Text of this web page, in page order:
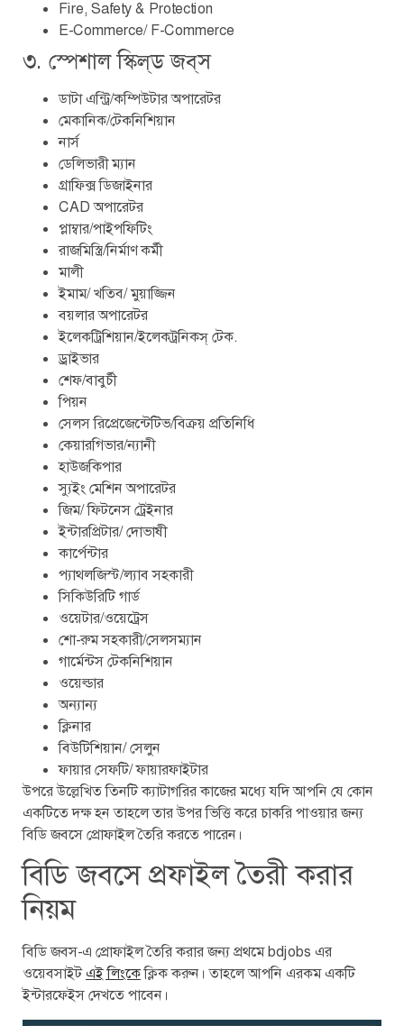
Fire, Safety & Protection
E-Commerce/ F-Commerce
৩. স্পেশাল স্কিল্‌ড জব্‌স
ডাটা এন্ট্রি/কম্পিউটার অপারেটর
মেকানিক/টেকনিশিয়ান
নার্স
ডেলিভারী ম্যান
গ্রাফিক্স ডিজাইনার
CAD অপারেটর
প্লাম্বার/পাইপফিটিং
রাজমিস্ত্রি/নির্মাণ কর্মী
মালী
ইমাম/ খতিব/ মুয়াজ্জিন
বয়লার অপারেটর
ইলেকট্রিশিয়ান/ইলেকট্রনিকস্ টেক.
ড্রাইভার
শেফ/বাবুর্চী
পিয়ন
সেলস রিপ্রেজেন্টেটিভ/বিক্রয় প্রতিনিধি
কেয়ারগিভার/ন্যানী
হাউজকিপার
স্যুইং মেশিন অপারেটর
জিম/ ফিটনেস ট্রেইনার
ইন্টারপ্রিটার/ দোভাষী
কার্পেন্টার
প্যাথলজিস্ট/ল্যাব সহকারী
সিকিউরিটি গার্ড
ওয়েটার/ওয়েট্রেস
শো-রুম সহকারী/সেলসম্যান
গার্মেন্টস টেকনিশিয়ান
ওয়েল্ডার
অন্যান্য
ক্লিনার
বিউটিশিয়ান/ সেলুন
ফায়ার সেফটি/ ফায়ারফাইটার
উপরে উল্লেখিত তিনটি ক্যাটাগরির কাজের মধ্যে যদি আপনি যে কোন
একটিতে দক্ষ হন তাহলে তার উপর ভিত্তি করে চাকরি পাওয়ার জন্য
বিডি জবসে প্রোফাইল তৈরি করতে পারেন।
বিডি জবসে প্রফাইল তৈরী করার
নিয়ম
বিডি জবস-এ প্রোফাইল তৈরি করার জন্য প্রথমে bdjobs এর
ওয়েবসাইটএই লিংকেক্লিক করুন। তাহলে আপনি এরকম একটি
ইন্টারফেইস দেখতে পাবেন।